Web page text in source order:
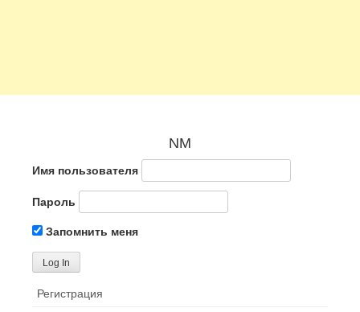
NM
Имя пользователя
Пароль
Запомнить меня
Регистрация